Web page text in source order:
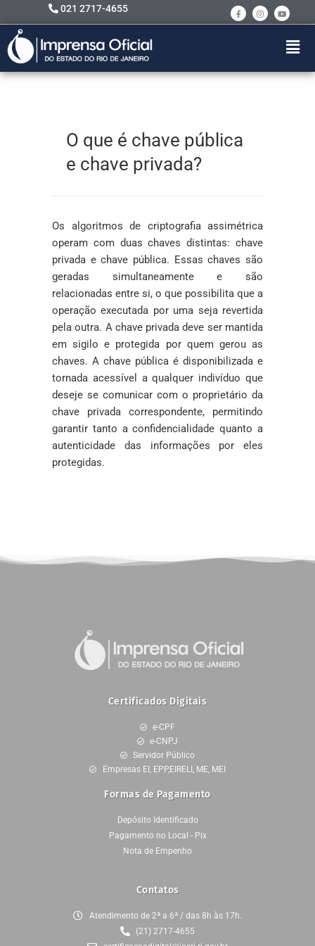
021 2717-4655
O que é chave pública
e chave privada?
Os algoritmos de criptografia assimétrica
operam com duas chaves distintas: chave
privada e chave pública. Essas chaves são
geradas simultaneamente e são
relacionadas entre si, o que possibilita que a
operação executada por uma seja revertida
pela outra. A chave privada deve ser mantida
em sigilo e protegida por quem gerou as
chaves. A chave pública é disponibilizada e
tornada acessível a qualquer indivíduo que
deseje se comunicar com o proprietário da
chave privada correspondente, permitindo
garantir tanto a confidencialidade quanto a
autenticidade das informações por eles
protegidas.
Certificados Digitais
e-CPF
e-CNPJ
Servidor Público
Empresas EI, EPP,EIRELI, ME, MEI
Formas de Pagamento
Depósito Identificado
Pagamento no Local - Pix
Nota de Empenho
Contatos
Atendimento de 2ª a 6ª / das 8h às 17h.
(21) 2717-4655